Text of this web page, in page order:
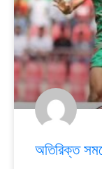
অতিরিক্ত